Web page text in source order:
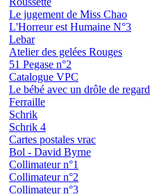
Le jugement de Miss Chao
L'Horreur est Humaine N°3
Lebar
Atelier des gelées Rouges
51 Pegase n°2
Catalogue VPC
Le bébé avec un drôle de regard
Ferraille
Schrik
Schrik 4
Cartes postales vrac
Bol - David Byrne
Collimateur n°1
Collimateur n°2
Collimateur n°3